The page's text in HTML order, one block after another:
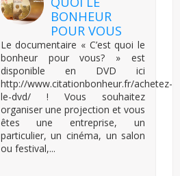
BONHEUR
POUR VOUS
Le documentaire « C’est quoi le
bonheur pour vous? » est
disponible en DVD ici
http://www.citationbonheur.fr/achetez-
le-dvd/ ! Vous souhaitez
organiser une projection et vous
êtes une entreprise, un
particulier, un cinéma, un salon
ou festival,...